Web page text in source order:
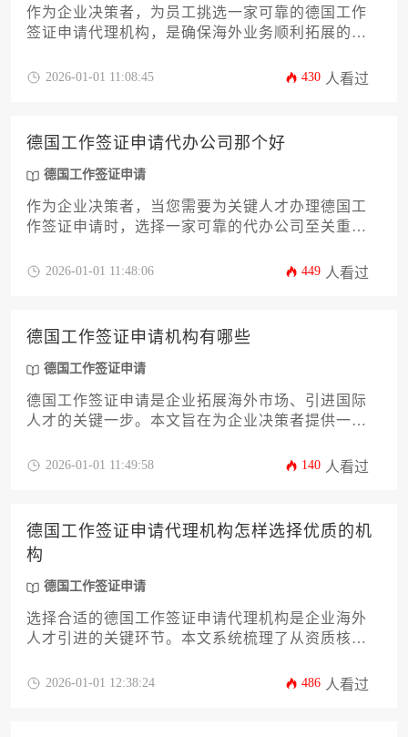
作为企业决策者，为员工挑选一家可靠的德国工作
签证申请代理机构，是确保海外业务顺利拓展的关
务流程、行业口碑等十二个核心维度，筛选出真正
智选择，高效完成德国工作签证申请流程，规避潜
在风险，保障人才引进计划的成功实施。
2026-01-01 11:08:45 430 人看过
德国工作签证申请代办公司那个好
德国工作签证申请
作为企业决策者，当您需要为关键人才办理德国工
作签证申请时，选择一家可靠的代办公司至关重
流程、行业口碑等核心维度，并提供一套系统化的
业务拓展。
2026-01-01 11:48:06 449 人看过
德国工作签证申请机构有哪些
德国工作签证申请
德国工作签证申请是企业拓展海外市场、引进国际
人才的关键一步。本文旨在为企业决策者提供一份
馆、各类型专业服务机构到企业内部协调部门在内
和时效要求，制定最高效的签证申请策略，确保核
心人才顺利到位。
2026-01-01 11:49:58 140 人看过
德国工作签证申请代理机构怎样选择优质的机
构
德国工作签证申请
选择合适的德国工作签证申请代理机构是企业海外
人才引进的关键环节。本文系统梳理了从资质核
帮助企业主精准识别高价值代理服务，规避申请风
2026-01-01 12:38:24 486 人看过